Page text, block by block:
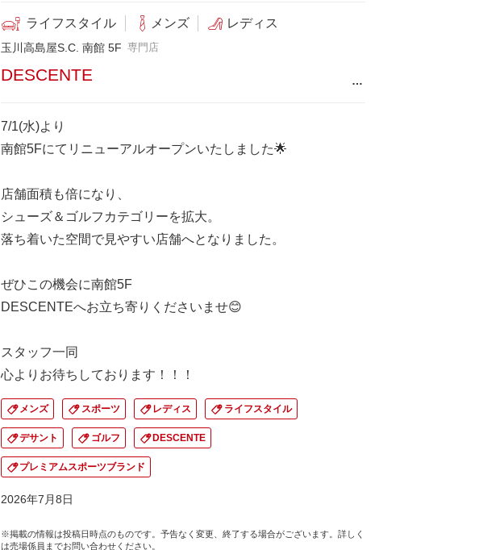
ライフスタイル メンズ レディス
玉川高島屋S.C. 南館 5F 専門店
DESCENTE …
7/1(水)より
南館5Fにてリニューアルオープンいたしました🌟
店舗面積も倍になり、
シューズ＆ゴルフカテゴリーを拡大。
落ち着いた空間で見やすい店舗へとなりました。
ぜひこの機会に南館5F
DESCENTEへお立ち寄りくださいませ😊
スタッフ一同
心よりお待ちしております！！！
メンズ スポーツ レディス ライフスタイル
デサント ゴルフ DESCENTE
プレミアムスポーツブランド
2026年7月8日
※掲載の情報は投稿日時点のものです。予告なく変更、終了する場合がございます。詳しく
は売場係員までお問い合わせください。